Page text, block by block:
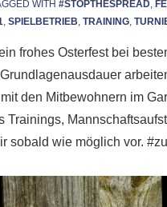
WITH #STOPTHESPREAD,
, SPIELBETRIEB, TRAINING,
frohes Osterfest bei
den Mitbewohnern im
Trainings,
sobald wie möglich vor.